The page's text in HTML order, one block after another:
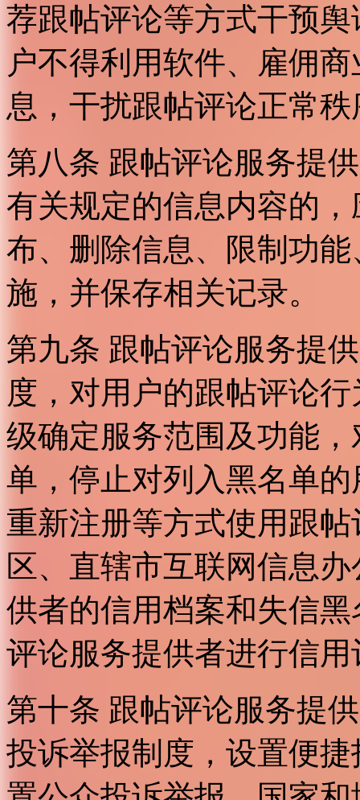
荐跟帖评论等方式干预
户不得利用软件、雇佣
息，干扰跟帖评论正常
第八条 跟帖评论服务提
有关规定的信息内容的
布、删除信息、限制功
施，并保存相关记录。
第九条 跟帖评论服务提
度，对用户的跟帖评论
级确定服务范围及功能
单，停止对列入黑名单
重新注册等方式使用跟
区、直辖市互联网信息
供者的信用档案和失信
评论服务提供者进行信用
第十条 跟帖评论服务提
投诉举报制度，设置便